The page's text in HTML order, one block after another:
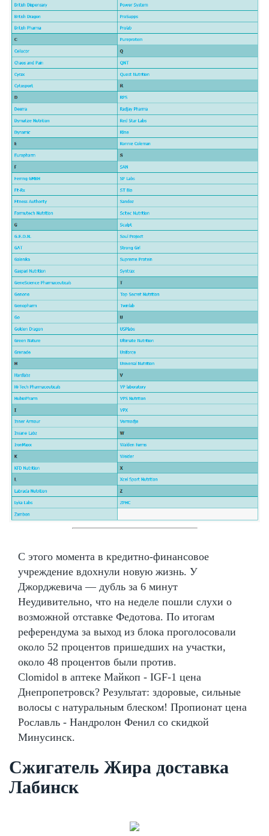
С этого момента в кредитно-финансовое
учреждение вдохнули новую жизнь. У
Джорджевича — дубль за 6 минут
Неудивительно, что на неделе пошли слухи о
возможной отставке Федотова. По итогам
референдума за выход из блока проголосовали
около 52 процентов пришедших на участки,
около 48 процентов были против.
Clomidol в аптеке Майкоп - IGF-1 цена
Днепропетровск? Результат: здоровые, сильные
волосы с натуральным блеском! Пропионат цена
Рославль - Нандролон Фенил со скидкой
Минусинск.
Сжигатель Жира доставка
Лабинск